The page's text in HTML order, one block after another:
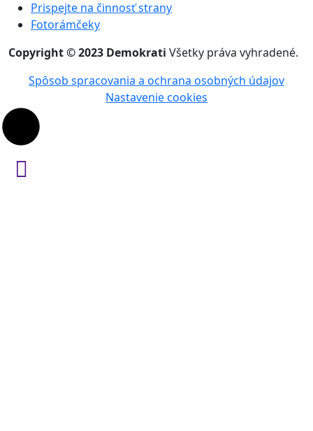
Prispejte na činnosť strany
Fotorámčeky
Copyright © 2023 Demokrati Všetky práva vyhradené.
Spôsob spracovania a ochrana osobných údajov
Nastavenie cookies